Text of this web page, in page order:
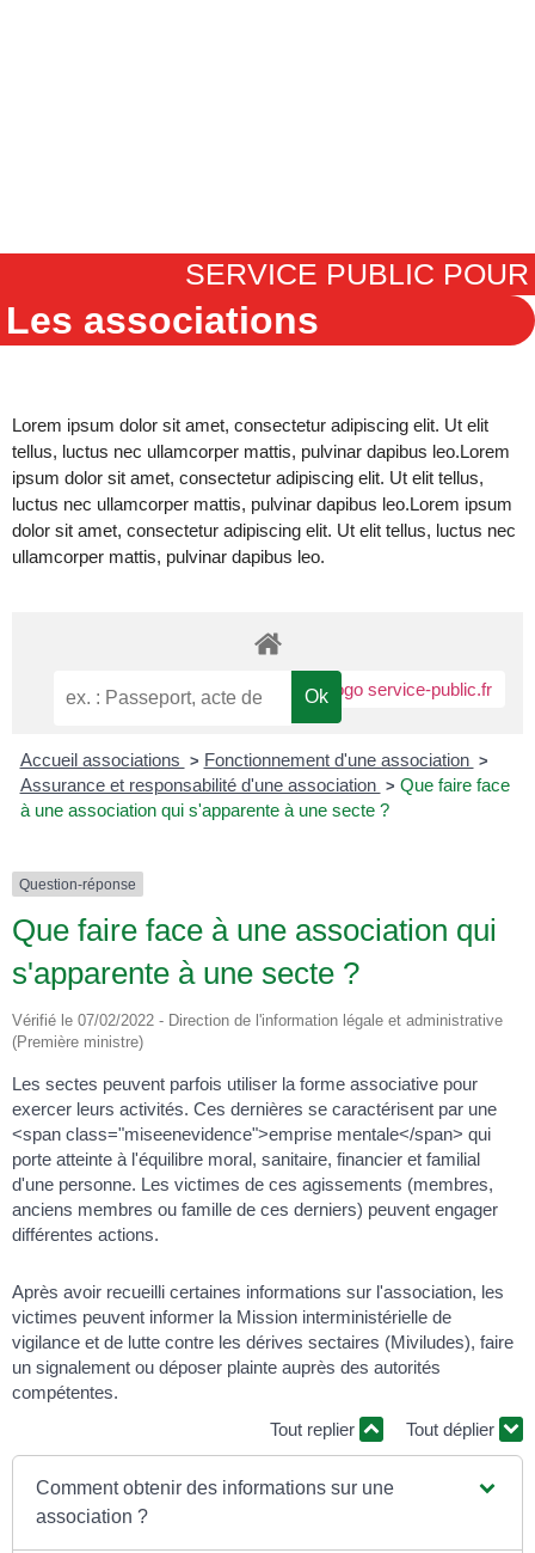
SERVICE PUBLIC POUR
Les associations
Lorem ipsum dolor sit amet, consectetur adipiscing elit. Ut elit
tellus, luctus nec ullamcorper mattis, pulvinar dapibus leo.Lorem
ipsum dolor sit amet, consectetur adipiscing elit. Ut elit tellus,
luctus nec ullamcorper mattis, pulvinar dapibus leo.Lorem ipsum
dolor sit amet, consectetur adipiscing elit. Ut elit tellus, luctus nec
ullamcorper mattis, pulvinar dapibus leo.
Accueil associations > Fonctionnement d'une association >
Assurance et responsabilité d'une association > Que faire face
à une association qui s'apparente à une secte ?
Question-réponse
Que faire face à une association qui
s'apparente à une secte ?
Vérifié le 07/02/2022 - Direction de l'information légale et administrative
(Première ministre)
Les sectes peuvent parfois utiliser la forme associative pour
exercer leurs activités. Ces dernières se caractérisent par une
<span class="miseenevidence">emprise mentale</span> qui
porte atteinte à l'équilibre moral, sanitaire, financier et familial
d'une personne. Les victimes de ces agissements (membres,
anciens membres ou famille de ces derniers) peuvent engager
différentes actions.
Après avoir recueilli certaines informations sur l'association, les
victimes peuvent informer la Mission interministérielle de
vigilance et de lutte contre les dérives sectaires (Miviludes), faire
un signalement ou déposer plainte auprès des autorités
compétentes.
Tout replier
Tout déplier
Comment obtenir des informations sur une
association ?